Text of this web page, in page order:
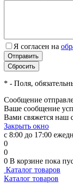
Я согласен на
* - Поля,
Сообщение
Ваше сообщение
Вами свяжется наш
Закрыть окно
с 8:00 до 17:00
0
0
0 В корзине пока
Каталог товаров
Каталог товаров